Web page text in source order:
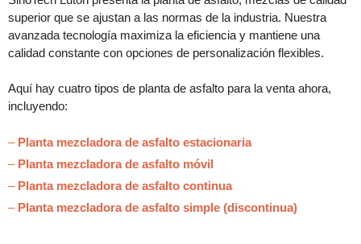
superior que se ajustan a las normas de la industria. Nuestra
avanzada tecnología maximiza la eficiencia y mantiene una
calidad constante con opciones de personalización flexibles.
Aquí hay cuatro tipos de planta de asfalto para la venta ahora,
incluyendo:
– Planta mezcladora de asfalto estacionaria
– Planta mezcladora de asfalto móvil
– Planta mezcladora de asfalto continua
– Planta mezcladora de asfalto simple (discontinua)